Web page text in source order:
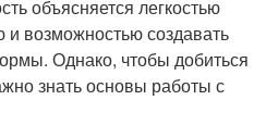
объясняется легкостью
и возможностью создавать
Однако, чтобы добиться
знать основы работы с